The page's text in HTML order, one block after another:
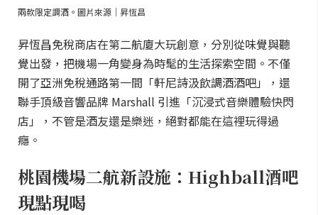
兩款限定調酒。圖片來源｜昇恆昌
昇恆昌免稅商店在第二航廈大玩創意，分別從味覺與聽
覺出發，把機場一角變身為時髦的生活探索空間。不僅
開了亞洲免稅通路第一間「軒尼詩汲飲調酒酒吧」，還
聯手頂級音響品牌 Marshall 引進「沉浸式音樂體驗快閃
店」，不管是酒友還是樂迷，絕對都能在這裡玩得過
癮。
桃園機場二航新設施：Highball酒吧
現點現喝